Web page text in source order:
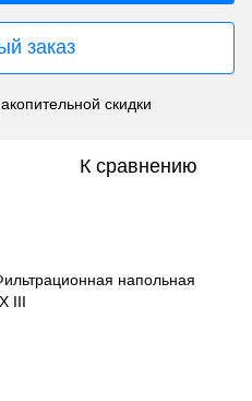
заказ
скидки
К сравнению
напольная
III